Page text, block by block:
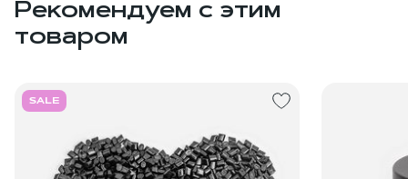
Рекомендуем с этим
товаром
SALE